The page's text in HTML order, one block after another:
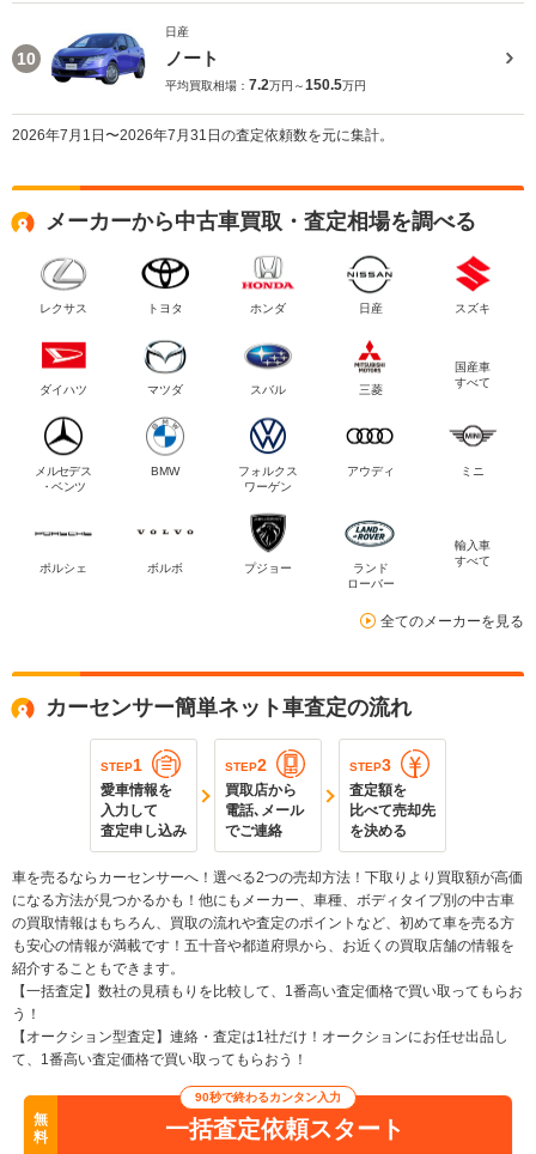
10
日産
ノート
平均買取相場： 7.2万円～150.5万円
2026年7月1日〜2026年7月31日の査定依頼数を元に集計。
メーカーから中古車買取・査定相場を調べる
レクサス トヨタ ホンダ 日産 スズキ
ダイハツ マツダ スバル 三菱
国産車
すべて
メルセデス
・ベンツ
BMW
フォルクス
ワーゲン
アウディ ミニ
ポルシェ ボルボ プジョー
ランド
ローバー
輸入車
すべて
全てのメーカーを見る
カーセンサー簡単ネット車査定の流れ
STEP1
愛車情報を
入力して
査定申し込み
STEP2
買取店から
電話､メール
でご連絡
STEP3
査定額を
比べて売却先
を決める
車を売るならカーセンサーへ！選べる2つの売却方法！下取りより買取額が高価
になる方法が見つかるかも！他にもメーカー、車種、ボディタイプ別の中古車
の買取情報はもちろん、買取の流れや査定のポイントなど、初めて車を売る方
も安心の情報が満載です！五十音や都道府県から、お近くの買取店舗の情報を
紹介することもできます。
【一括査定】数社の見積もりを比較して、1番高い査定価格で買い取ってもらお
う！
【オークション型査定】連絡・査定は1社だけ！オークションにお任せ出品し
て、1番高い査定価格で買い取ってもらおう！
無
料
90秒で終わるカンタン入力
一括査定依頼スタート